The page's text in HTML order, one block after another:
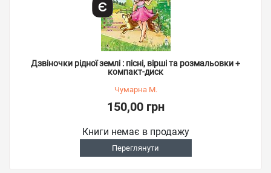
Дзвіночки рідної землі : пісні, вірші та розмальовки +
компакт-диск
Чумарна М.
150,00 грн
Книги немає в продажу
Переглянути